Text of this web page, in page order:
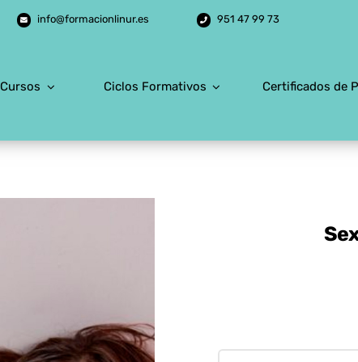
info@formacionlinur.es 951 47 99 73
Cursos Ciclos Formativos Certificados de